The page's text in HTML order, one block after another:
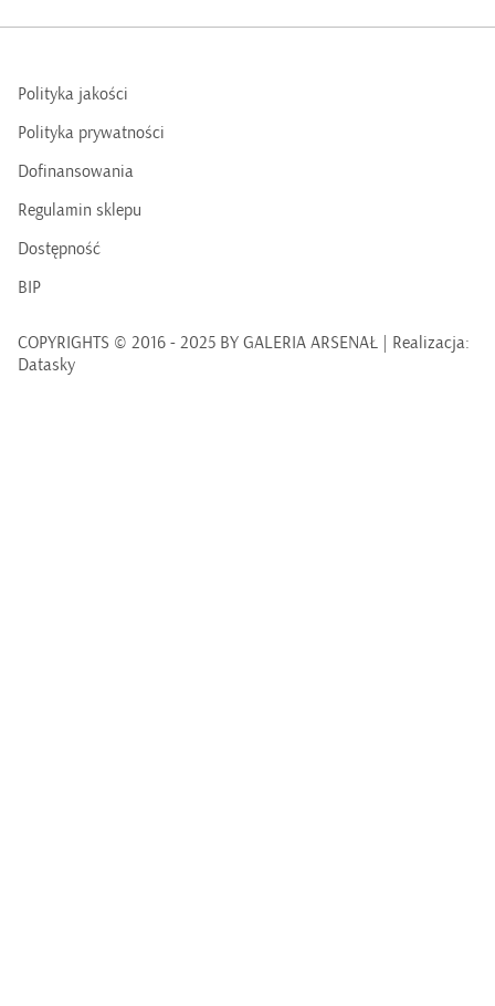
Polityka jakości
Polityka prywatności
Dofinansowania
Regulamin sklepu
Dostępność
BIP
COPYRIGHTS © 2016 - 2025 BY GALERIA ARSENAŁ | Realizacja:
Datasky